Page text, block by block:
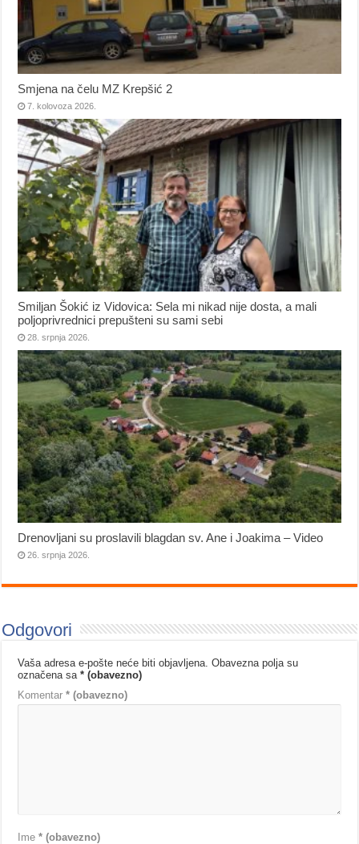
Smjena na čelu MZ Krepšić 2
7. kolovoza 2026.
Smiljan Šokić iz Vidovica: Sela mi nikad nije dosta, a mali
poljoprivrednici prepušteni su sami sebi
28. srpnja 2026.
Drenovljani su proslavili blagdan sv. Ane i Joakima – Video
26. srpnja 2026.
Odgovori
Vaša adresa e-pošte neće biti objavljena. Obavezna polja su
označena sa* (obavezno)
Komentar* (obavezno)
Ime* (obavezno)